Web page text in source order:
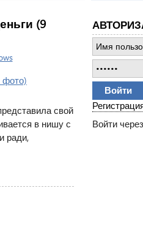
(9
свой
в нишу с
ради,
Войти